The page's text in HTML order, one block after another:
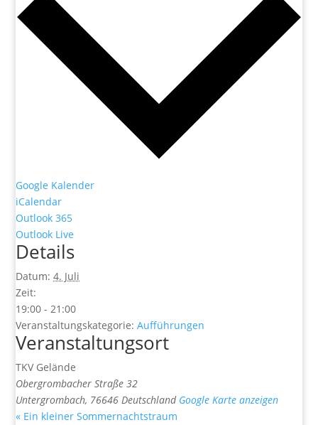
Google Kalender
iCalendar
Outlook 365
Outlook Live
Details
Datum: 4. Juli
Zeit:
19:00 - 21:00
Veranstaltungskategorie: Aufführungen
Veranstaltungsort
TKV Gelände
Obergrombacher Straße 32
Untergrombach, 76646 Deutschland Google Karte anzeigen
« Ein kleiner Sommernachtstraum